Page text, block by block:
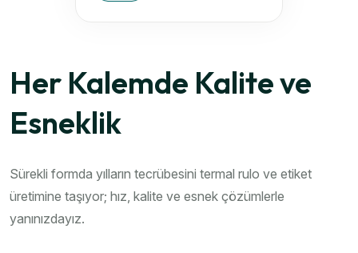
Her Kalemde Kalite ve
Esneklik
Sürekli formda yılların tecrübesini termal rulo ve etiket
üretimine taşıyor; hız, kalite ve esnek çözümlerle
yanınızdayız.